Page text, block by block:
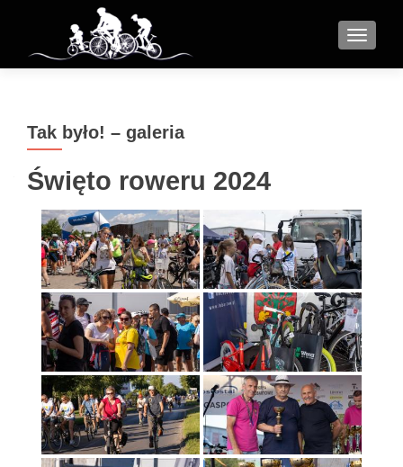
MENU
Tak było! – galeria
Święto roweru 2024